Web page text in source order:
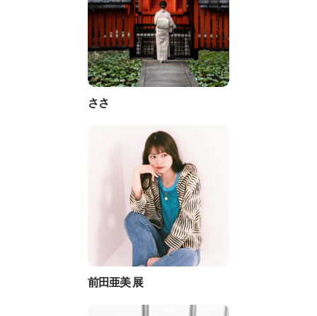
ささ
前田亜美 展